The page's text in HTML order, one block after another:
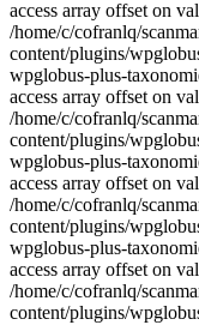
access array offset on
/home/c/cofranlq/
content/plugins/
wpglobus-plus-
access array offset on
/home/c/cofranlq/
content/plugins/
wpglobus-plus-
access array offset on
/home/c/cofranlq/
content/plugins/
wpglobus-plus-
access array offset on
/home/c/cofranlq/
content/plugins/